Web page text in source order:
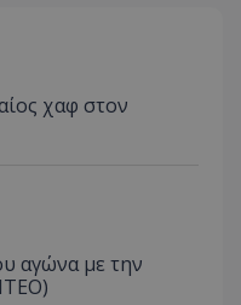
χαφ στον
αγώνα με την